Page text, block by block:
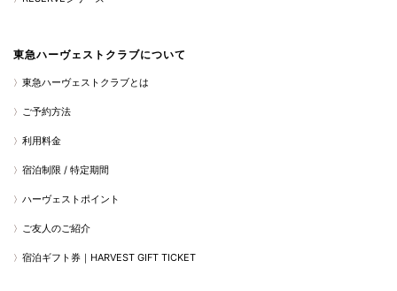
東急ハーヴェストクラブについて
東急ハーヴェストクラブとは
ご予約方法
利用料金
宿泊制限 / 特定期間
ハーヴェストポイント
ご友人のご紹介
宿泊ギフト券｜HARVEST GIFT TICKET